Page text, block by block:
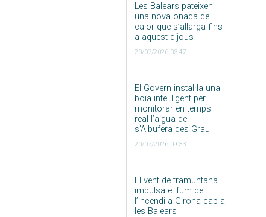
Les Balears pateixen
una nova onada de
calor que s’allarga fins
a aquest dijous
20/07/2026 03:47
El Govern instal·la una
boia intel·ligent per
monitorar en temps
real l’aigua de
s’Albufera des Grau
20/07/2026 09:33
El vent de tramuntana
impulsa el fum de
l’incendi a Girona cap a
les Balears